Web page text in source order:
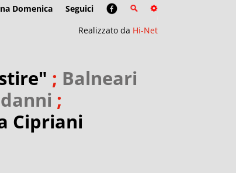
Domenica
Seguici
Realizzato da Hi-Net
; Balneari
;
Cipriani